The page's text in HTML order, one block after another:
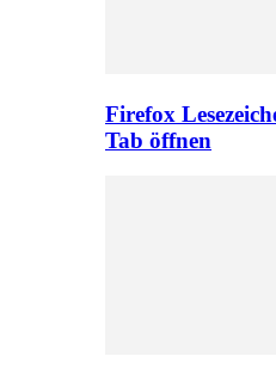
Firefox
Tab öffnen